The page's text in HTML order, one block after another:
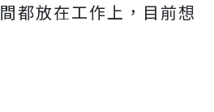
都放在工作上，目前想